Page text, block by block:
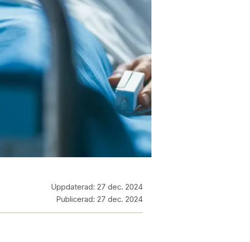
Uppdaterad: 27 dec. 2024
Publicerad: 27 dec. 2024